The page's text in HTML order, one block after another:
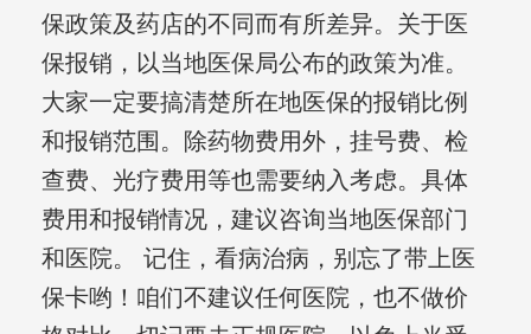
保政策及药店的不同而有所差异。关于医
保报销，以当地医保局公布的政策为准。
大家一定要搞清楚所在地医保的报销比例
和报销范围。除药物费用外，挂号费、检
查费、光疗费用等也需要纳入考虑。具体
费用和报销情况，建议咨询当地医保部门
和医院。 记住，看病治病，别忘了带上医
保卡哟！咱们不建议任何医院，也不做价